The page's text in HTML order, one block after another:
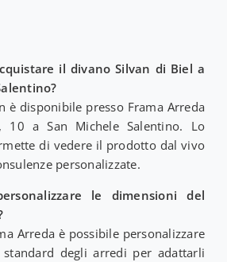
il divano Silvan di Biel a
è disponibile presso Frama Arreda
10 a San Michele Salentino. Lo
di vedere il prodotto dal vivo
personalizzate.
le dimensioni del
Arreda è possibile personalizzare
degli arredi per adattarli